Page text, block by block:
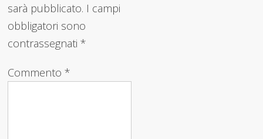
sarà pubblicato. I campi
obbligatori sono
contrassegnati*
Commento*